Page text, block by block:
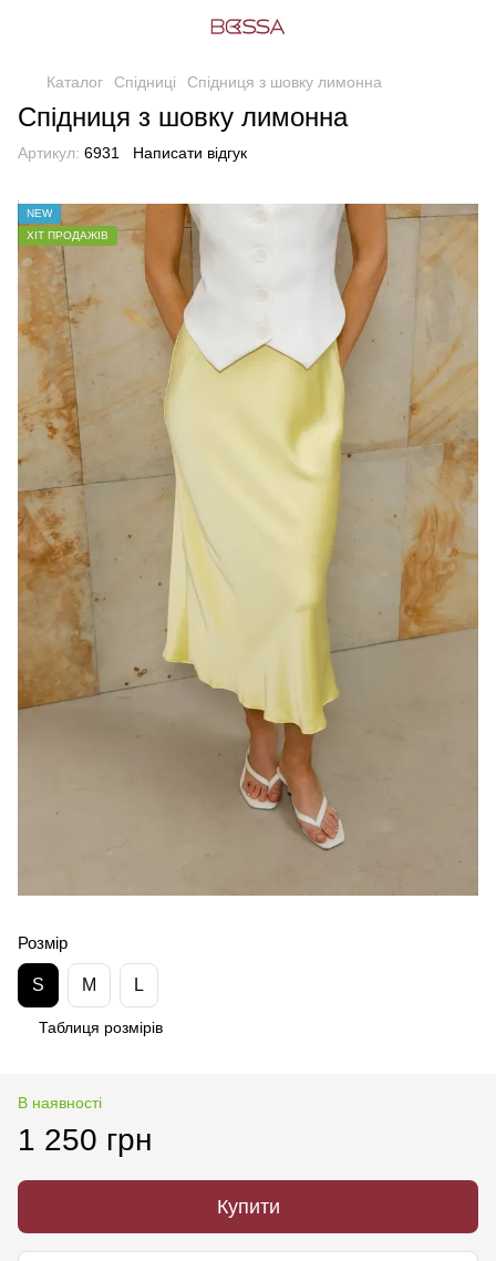
Каталог Спідниці Спідниця з шовку лимонна
Спідниця з шовку лимонна
Артикул: 6931 Написати відгук
NEW
ХІТ ПРОДАЖІВ
Розмір
S M L
Таблиця розмірів
В наявності
1 250 грн
Купити